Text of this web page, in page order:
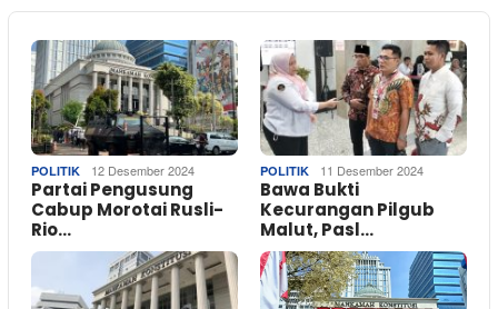
POLITIK 12 Desember 2024
Partai Pengusung
Cabup Morotai Rusli-
Rio…
POLITIK 11 Desember 2024
Bawa Bukti
Kecurangan Pilgub
Malut, Pasl…